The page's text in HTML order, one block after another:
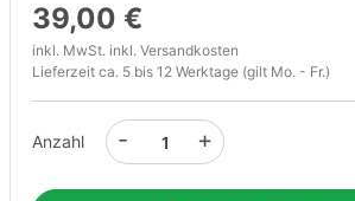
39,00 €
inkl. MwSt. inkl. Versandkosten
Lieferzeit ca. 5 bis 12 Werktage (gilt Mo. - Fr.)
Anzahl +
-